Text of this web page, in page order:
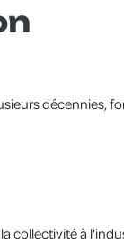
décennies,
collectivité à